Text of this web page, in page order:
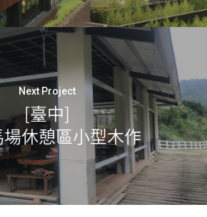
Next Project
[臺中]
休憩區小型木作